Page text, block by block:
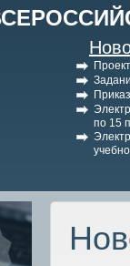
по 15